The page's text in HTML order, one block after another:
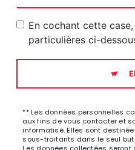
En cochant cette
particulières ci-
** Les données personnelles
aux fins de vous contacter et
informatisé. Elles sont
sous-traitants dans le seul
Les données collectées seront